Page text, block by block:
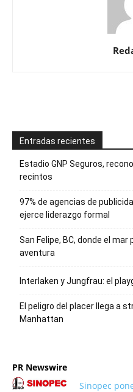
Entradas recientes
Estadio GNP Seguros,
recintos
97% de agencias de
ejerce liderazgo formal
San Felipe, BC, donde el
aventura
Interlaken y Jungfrau: el
El peligro del placer llega a
Manhattan
PR Newswire
Sinopec